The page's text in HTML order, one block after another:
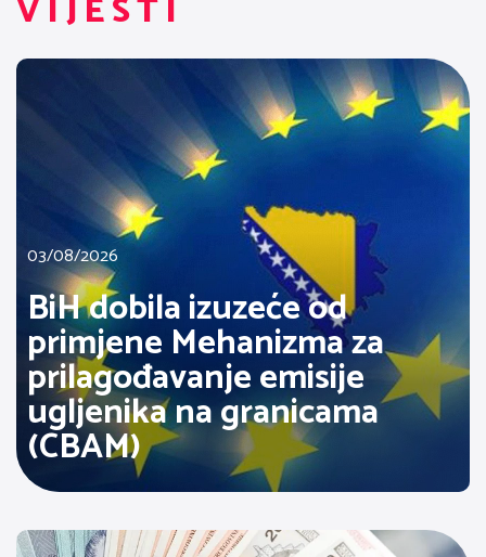
VIJESTI
03/08/2026
BiH dobila izuzeće od
primjene Mehanizma za
prilagođavanje emisije
ugljenika na granicama
(CBAM)